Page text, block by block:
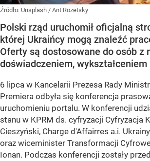
Źródło: Unsplash / Ant Rozetsky
Polski rząd uruchomił oficjalną
której Ukraińcy mogą znaleźć
Oferty są dostosowane do osób z
doświadczeniem,
6 lipca w Kancelarii Prezesa Rady
Premiera odbyła się konferencja
uruchomieniu portalu. W konferencji
stanu w KPRM ds. cyfryzacji Cyfryzacja
Cieszyński, Charge d'Affairres a.i.
oraz wiceminister Transformacji
Ionan. Podczas konferencji zostały